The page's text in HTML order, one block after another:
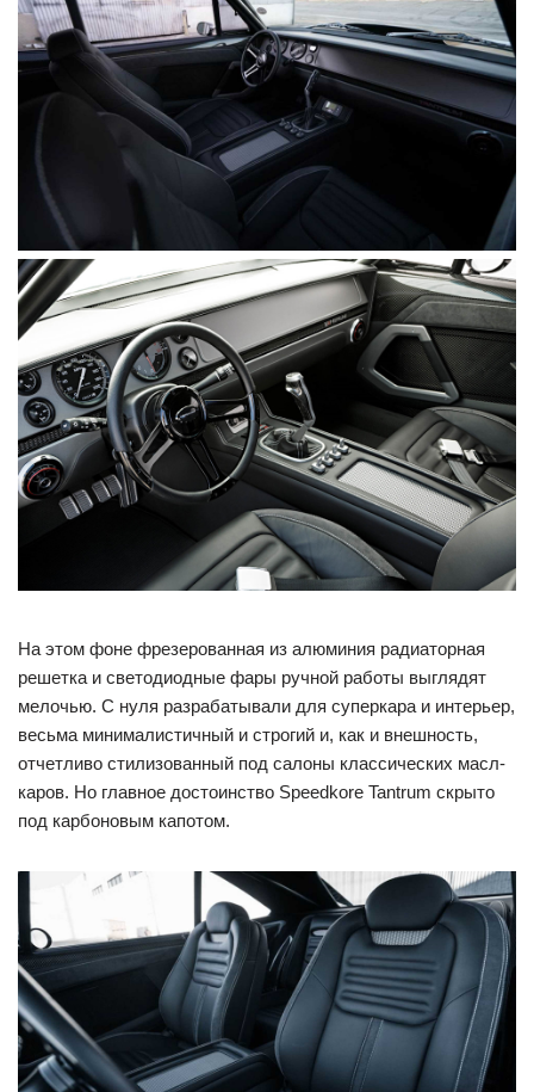
На этом фоне фрезерованная из алюминия радиаторная
решетка и светодиодные фары ручной работы выглядят
мелочью. С нуля разрабатывали для суперкара и интерьер,
весьма минималистичный и строгий и, как и внешность,
отчетливо стилизованный под салоны классических масл-
каров. Но главное достоинство Speedkore Tantrum скрыто
под карбоновым капотом.